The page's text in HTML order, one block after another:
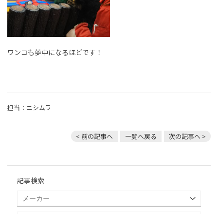
ワンコも夢中になるほどです！
担当：ニシムラ
< 前の記事へ 一覧へ戻る 次の記事へ >
記事検索